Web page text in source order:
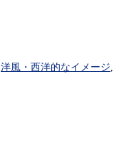
洋風・西洋的なイメージ